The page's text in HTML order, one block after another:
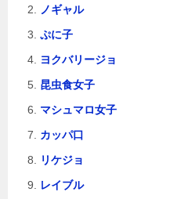
ノギャル
ぷに子
ヨクバリージョ
昆虫食女子
マシュマロ女子
カッパ口
リケジョ
レイブル